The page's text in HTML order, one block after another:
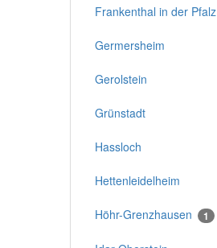
Frankenthal in der Pfalz
Germersheim
Gerolstein
Grünstadt
Hassloch
Hettenleidelheim
Höhr-Grenzhausen 1